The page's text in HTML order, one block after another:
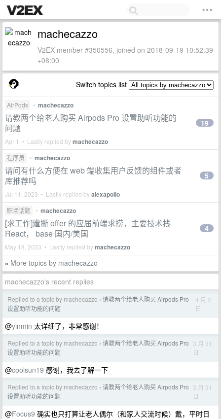
machecazzo
V2EX member #350556, joined on 2018-09-19 10:52:39
+08:00
Switch topics list
AirPods • machecazzo
请教两个给老人购买 Airpods Pro 设置助听功能的
问题
Apr 1 • Lastly replied bymachecazzo
19
程序员 • machecazzo
请问有什么方便在 web 端收集用户反馈的组件或者
库推荐吗
Jul 11, 2023 • Lastly replied byalexapollo
5
职场话题 • machecazzo
[求工作]遭撕 offer 的应届前端求捞，主要技术栈
React， base 国内/美国
May 18, 2023 • Lastly replied bymachecazzo
4
» More topics by machecazzo
machecazzo's recent replies
Replied to a topic by machecazzo › 请教两个给老人购买 Airpods Pro
设置助听功能的问题
4 月 2
日
@yinmin 太详细了，非常感谢！
Replied to a topic by machecazzo › 请教两个给老人购买 Airpods Pro
设置助听功能的问题
3 月 31
日
@coolsun19 感谢，我去了解一下
Replied to a topic by machecazzo › 请教两个给老人购买 Airpods Pro
设置助听功能的问题
3 月 31
日
@Focus9 确实也只打算让老人偶尔（和家人交流时候）戴，平时日